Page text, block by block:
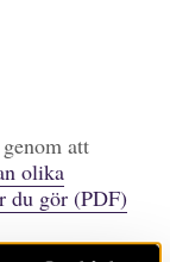
att
olika
du gör (PDF)